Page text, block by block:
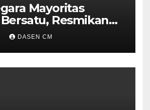
Mayoritas
Resmikan
Baru
DASEN CM